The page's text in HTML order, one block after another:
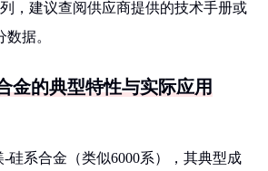
，建议查阅供应商提供的技术手册或
据。
金的典型特性与实际应用
硅系合金（类似6000系），其典型成